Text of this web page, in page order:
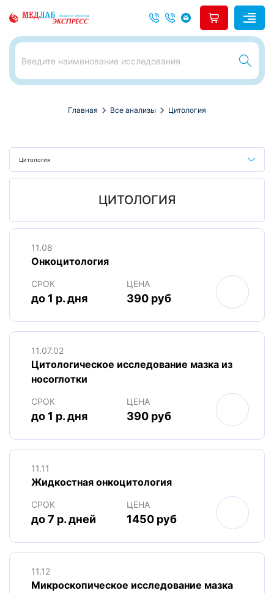
Главная chevron_right Все анализы chevron_right Цитология
Цитология
ЦИТОЛОГИЯ
11.08
Онкоцитология
СРОК
до 1 р. дня
ЦЕНА
390 руб
11.07.02
Цитологическое исследование мазка из
носоглотки
СРОК
до 1 р. дня
ЦЕНА
390 руб
11.11
Жидкостная онкоцитология
СРОК
до 7 р. дней
ЦЕНА
1450 руб
11.12
Микроскопическое исследование мазка